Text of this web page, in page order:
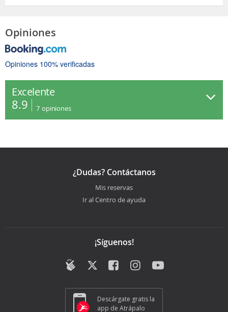
Opiniones
Opiniones 100% verificadas
Excelente
8.9 7 opiniones
¿Dudas? Contáctanos
Mis reservas
Ir al Centro de ayuda
¡Síguenos!
Descárgate gratis la
app de Atrápalo